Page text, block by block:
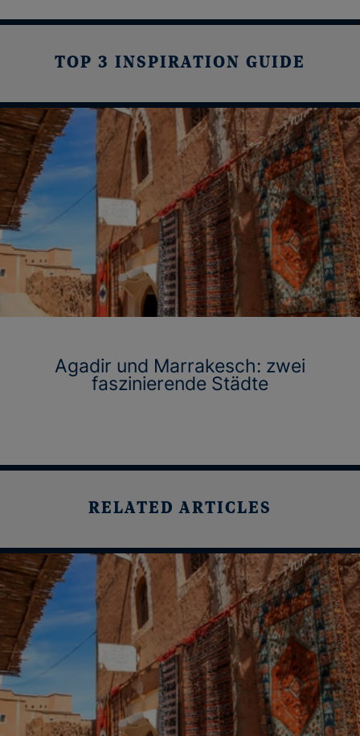
TOP 3 INSPIRATION GUIDE
Agadir und Marrakesch: zwei
faszinierende Städte
RELATED ARTICLES